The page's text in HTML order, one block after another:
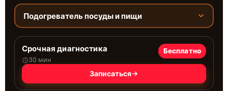
Подогреватель посуды и пищи
Срочная диагностика
30 мин
Бесплатно
Записаться